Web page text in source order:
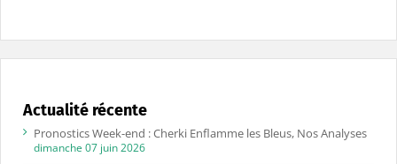
Actualité récente
Pronostics Week-end : Cherki Enflamme les Bleus, Nos Analyses
dimanche 07 juin 2026